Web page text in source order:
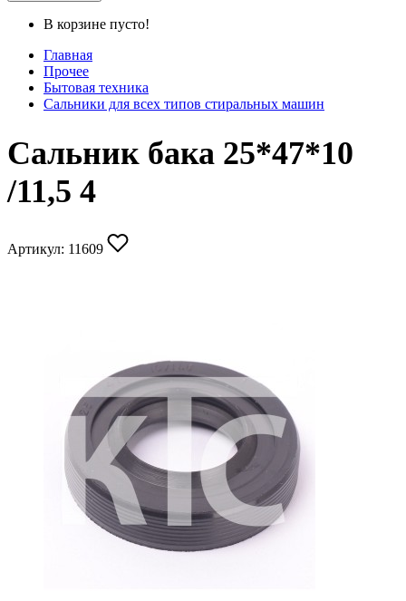
В корзине пусто!
Главная
Прочее
Бытовая техника
Сальники для всех типов стиральных машин
Сальник бака 25*47*10
/11,5 4
Артикул: 11609